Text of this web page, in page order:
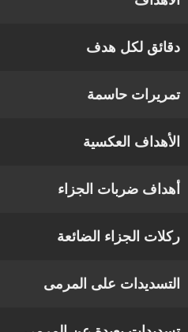
دقائق لكل هدف
تمريرات حاسمة
الأهداف العكسية
أهداف ضربات الجزاء
ركلات الجزاء الضائعة
التسديدات على المرمى